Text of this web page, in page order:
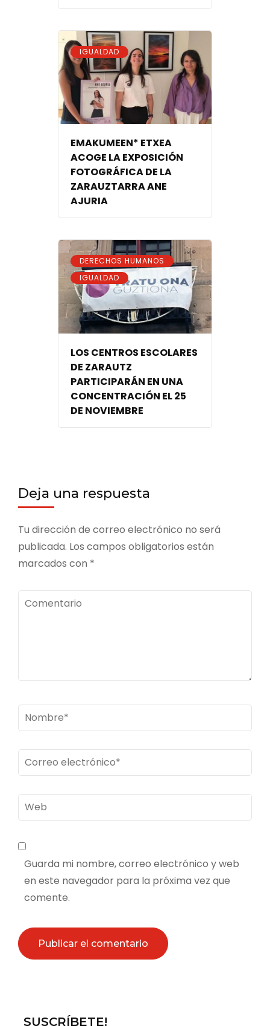
IGUALDAD
EMAKUMEEN* ETXEA
ACOGE LA EXPOSICIÓN
FOTOGRÁFICA DE LA
ZARAUZTARRA ANE
AJURIA
DERECHOS HUMANOS ,
IGUALDAD
LOS CENTROS ESCOLARES
DE ZARAUTZ
PARTICIPARÁN EN UNA
CONCENTRACIÓN EL 25
DE NOVIEMBRE
Deja una respuesta
Tu dirección de correo electrónico no será
publicada. Los campos obligatorios están
marcados con *
Comentario
Nombre*
Correo
electrónico*
Web
Guarda mi nombre, correo electrónico y web
en este navegador para la próxima vez que
comente.
SUSCRÍBETE!